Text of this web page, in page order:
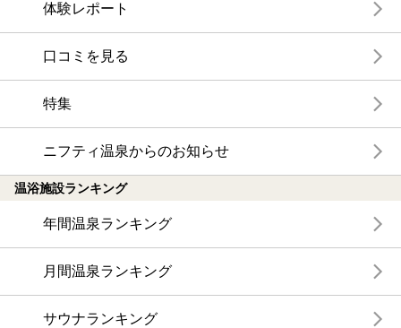
体験レポート
口コミを見る
特集
ニフティ温泉からのお知らせ
温浴施設ランキング
年間温泉ランキング
月間温泉ランキング
サウナランキング